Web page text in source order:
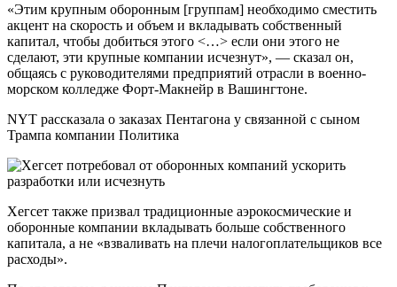
«Этим крупным оборонным [группам] необходимо сместить
акцент на скорость и объем и вкладывать собственный
капитал, чтобы добиться этого <…> если они этого не
сделают, эти крупные компании исчезнут», — сказал он,
общаясь с руководителями предприятий отрасли в военно-
морском колледже Форт-Макнейр в Вашингтоне.
NYT рассказала о заказах Пентагона у связанной с сыном
Трампа компании Политика
Хегсет также призвал традиционные аэрокосмические и
оборонные компании вкладывать больше собственного
капитала, а не «взваливать на плечи налогоплательщиков все
расходы».